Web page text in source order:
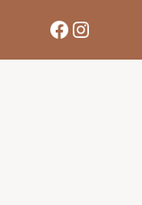
Facebook